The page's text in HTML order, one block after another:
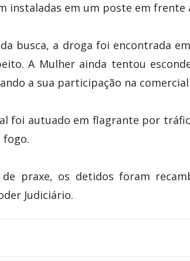
instaladas em um poste em frente
busca, a droga foi encontrada
A Mulher ainda tentou
a sua participação na
foi autuado em flagrante por
fogo.
praxe, os detidos foram
Judiciário.